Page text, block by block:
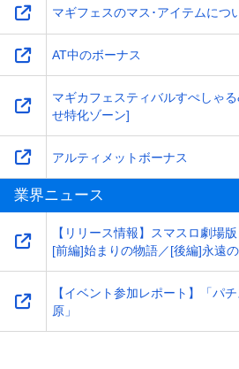
マギフェスのマス･アイテムにつ
AT中のボーナス
マギカフェスティバルすぺしゃ
せ特化ゾーン]
アルティメットボーナス
業界ニュース
【リリース情報】スマスロ劇場
[前編]始まりの物語／[後編]永遠
【イベント参加レポート】「パ
原」